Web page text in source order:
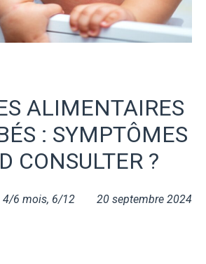
ALIMENTAIRES
: SYMPTÔMES
CONSULTER ?
20 septembre 2024
4/6 mois, 6/12